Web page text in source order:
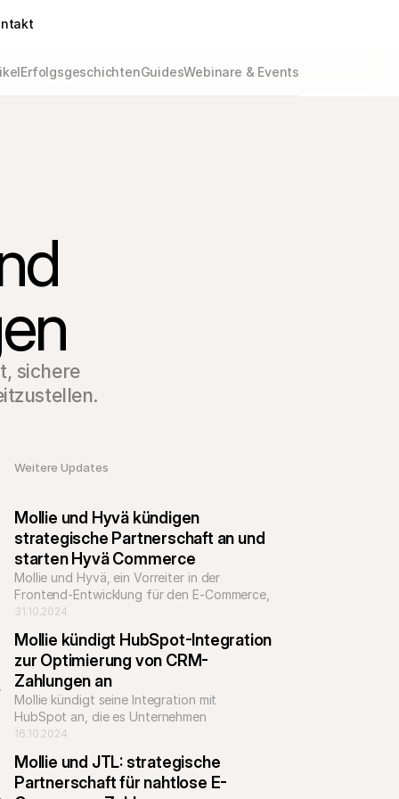
ErfolgsgeschichtenGuidesWebinare & Events
sichere
Weitere Updates
Mollie und Hyvä kündigen
strategische Partnerschaft an und
starten Hyvä Commerce
Mollie und Hyvä, ein Vorreiter in der
Frontend-Entwicklung für den E-Commerce,
geben eine strategische Partnerschaft
31.10.2024
Mollie kündigt HubSpot-Integration
zur Optimierung von CRM-
Zahlungen an
Mollie kündigt seine Integration mit
HubSpot an, die es Unternehmen
ermöglicht, Zahlungen direkt aus HubSpot
verfolgen.
16.10.2024
Mollie und JTL: strategische
Partnerschaft für nahtlose E-